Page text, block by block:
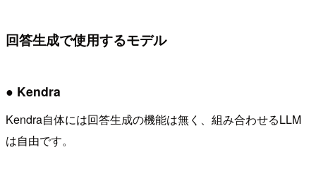
回答生成で使用するモデル
● Kendra
Kendra自体には回答生成の機能は無く、組み合わせるLLM
は自由です。